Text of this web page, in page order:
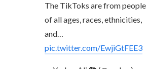
The TikToks are from people
of all ages, races, ethnicities,
and…
pic.twitter.com/EwjiGtFEE3